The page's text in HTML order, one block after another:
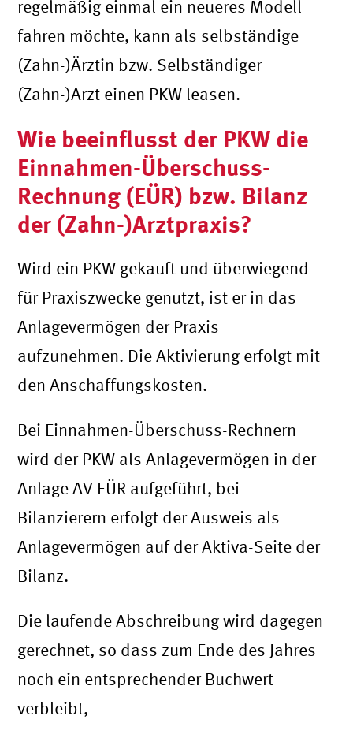
regelmäßig einmal ein neueres Modell
fahren möchte, kann als selbständige
(Zahn-)Ärztin bzw. Selbständiger
(Zahn-)Arzt einen PKW leasen.
Wie beeinflusst der PKW die
Einnahmen-Überschuss-
Rechnung (EÜR) bzw. Bilanz
der (Zahn-)Arztpraxis?
Wird ein PKW gekauft und überwiegend
für Praxiszwecke genutzt, ist er in das
Anlagevermögen der Praxis
aufzunehmen. Die Aktivierung erfolgt mit
den Anschaffungskosten.
Bei Einnahmen-Überschuss-Rechnern
wird der PKW als Anlagevermögen in der
Anlage AV EÜR aufgeführt, bei
Bilanzierern erfolgt der Ausweis als
Anlagevermögen auf der Aktiva-Seite der
Bilanz.
Die laufende Abschreibung wird dagegen
gerechnet, so dass zum Ende des Jahres
noch ein entsprechender Buchwert
verbleibt,